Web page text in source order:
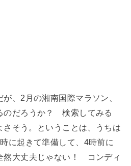
、2月の湘南国際マラソン、
のだろうか？ 検索してみる
さそう。ということは、うちは
に起きて準備して、4時前に
然大丈夫じゃない！ コンディ